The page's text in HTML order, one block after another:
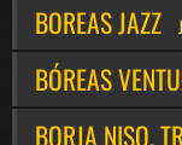
BOREAS JAZZ
BÓREAS
BORJA NISO.